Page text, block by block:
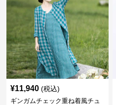
¥11,940 (税込)
ギンガムチェック重ね着風チュ